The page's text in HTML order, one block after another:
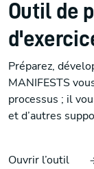
Outil de
Préparez,
MANIFESTS
processus ; il
et d’autres
Ouvrir l’outil